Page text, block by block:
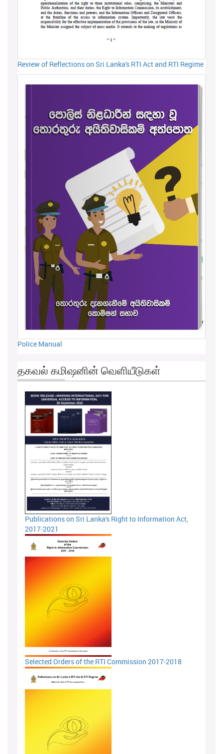
Review of Reflections on Sri Lanka's RTI Act and RTI Regime
Police Manual
தகவல் கமிஷனின் வெளியீடுகள்
Publications on Sri Lanka's Right to Information Act,
2017-2021
Selected Orders of the RTI Commission 2017-2018